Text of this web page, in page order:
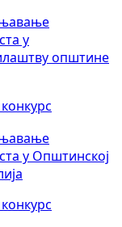
у
општине
у Општинској